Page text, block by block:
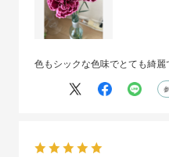
色もシックな色味でとても綺麗